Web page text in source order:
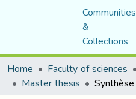
Communities
&
Collections
Home
Faculty of sciences
Master thesis